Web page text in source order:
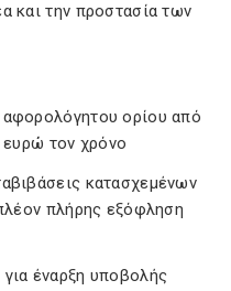
και την προστασία των
ορίου από
τον χρόνο
κατασχεμένων
πλήρης εξόφληση
έναρξη υποβολής